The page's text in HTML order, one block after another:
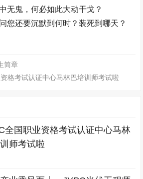
无鬼，何必如此大动干戈？
您还要沉默到何时？装死到哪天？
简章
格考试认证中心马林巴培训师考试啦
全国职业资格考试认证中心马林
师考试啦